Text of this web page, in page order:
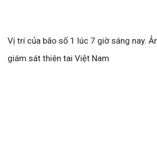
Vị trí của bão số 1 lúc 7 giờ sáng nay.
giám sát thiên tai Việt Nam